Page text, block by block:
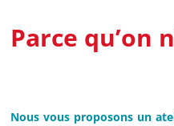
Parce qu’on
Nous vous proposons un